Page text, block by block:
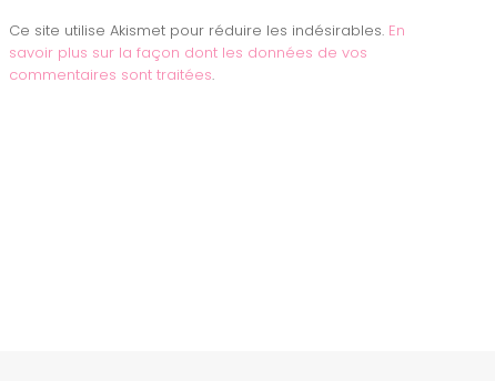
Ce site utilise Akismet pour réduire les indésirables. En
savoir plus sur la façon dont les données de vos
commentaires sont traitées.